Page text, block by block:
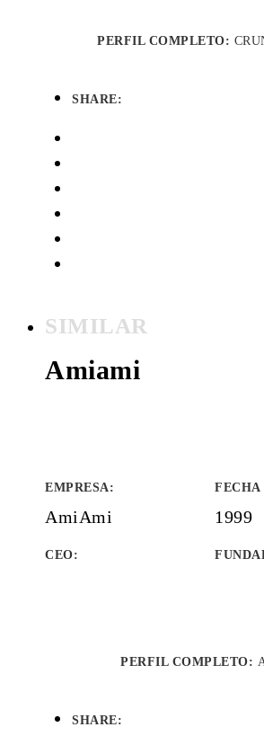
PERFIL COMPLETO:
SHARE:
SIMILAR
Amiami
EMPRESA:
AmiAmi
FECHA
1999
CEO:
PERFIL COMPLETO:
SHARE: